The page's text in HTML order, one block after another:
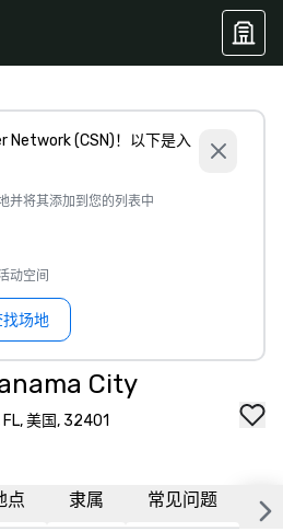
Network (CSN)！以下是入
并将其添加到您的列表中
动空间
找场地
City
美国, 32401
点 隶属 常见问题